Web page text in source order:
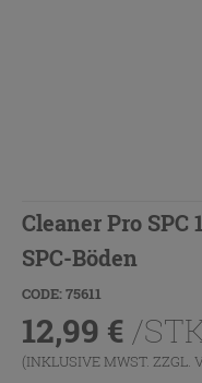
Cleaner Pro
SPC-Böden
CODE: 75611
12,99 € /
(INKLUSIVE MWST. ZZGL.